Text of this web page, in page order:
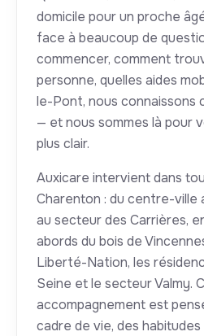
domicile pour un proche
face à beaucoup de
commencer, comment
personne, quelles aides
le-Pont, nous connaissons
— et nous sommes là pour
plus clair.
Auxicare intervient dans
Charenton : du centre-ville
au secteur des Carrières,
abords du bois de
Liberté-Nation, les
Seine et le secteur Valmy.
accompagnement est
cadre de vie, des